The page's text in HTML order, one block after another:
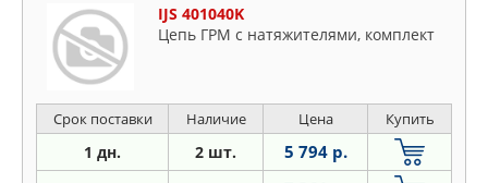
IJS 401040K
Цепь ГРМ с натяжителями, комплект
Срок поставки Наличие Цена Купить
1 дн. 2 шт. 5 794 р.